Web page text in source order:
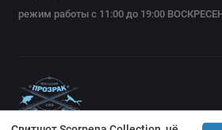
режим работы с 11:00 до 19:00